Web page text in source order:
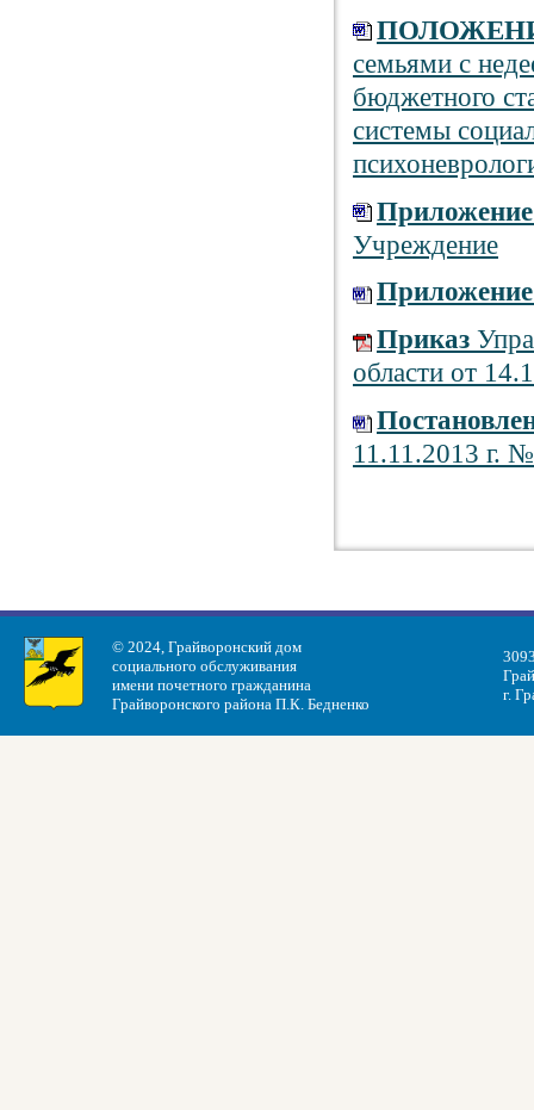
семьями с
бюджетного
системы
Учреждение
Приказ
области от
11.11.2013 г.
© 2024, Грайворонский дом
социального обслуживания
имени почетного гражданина
Грайворонского района П.К. Бедненко
г.